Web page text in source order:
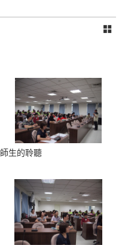
師生的聆聽